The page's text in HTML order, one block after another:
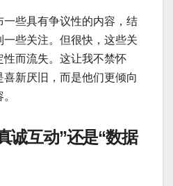
些具有争议性的内容，结
些关注。但很快，这些关
而流失。这让我不禁怀
新厌旧，而是他们更倾向
诚互动”还是“数据